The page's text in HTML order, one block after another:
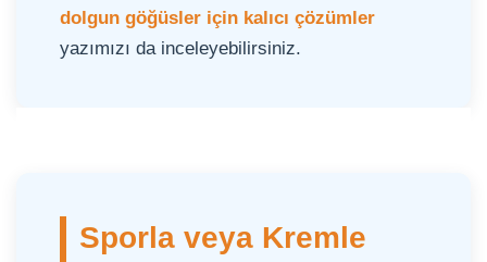
dolgun göğüsler için kalıcı çözümler
yazımızı da inceleyebilirsiniz.
Sporla veya Kremle